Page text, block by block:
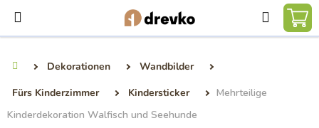
Inhalt
springen
Suchen
Dekorationen
Wandbilder
Fürs Kinderzimmer
Kindersticker
Mehrteilige
Kinderdekoration Walfisch und Seehunde